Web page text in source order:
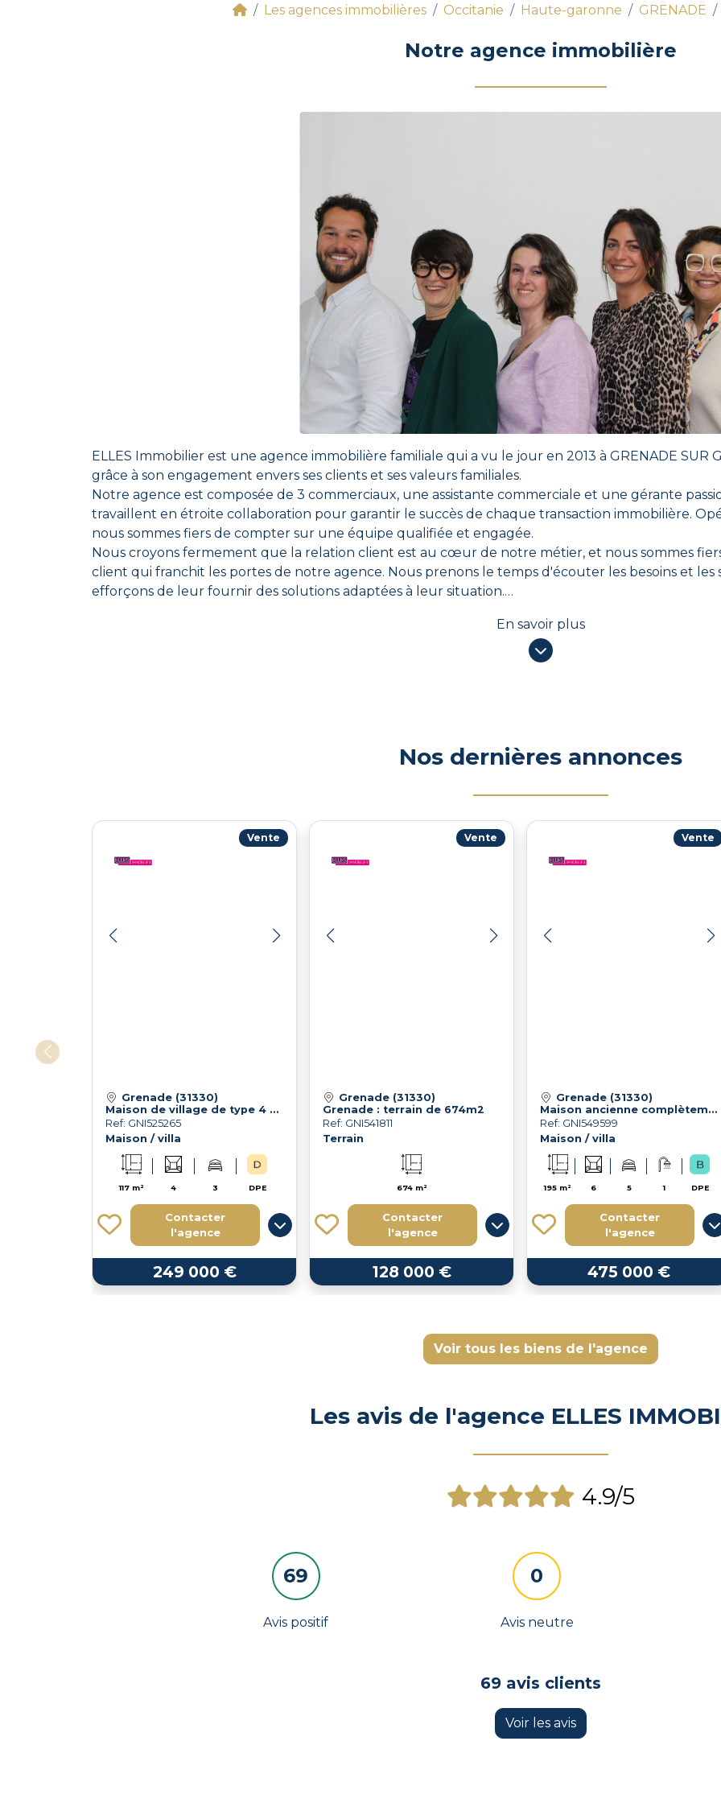
Les agences immobilières Occitanie Haute-garonne GRENADE
Notre agence immobilière
ELLES Immobilier est une agence immobilière familiale qui a vu le jour en 2013 à GRENADE SUR
grâce à son engagement envers ses clients et ses valeurs familiales.
Notre agence est composée de 3 commerciaux, une assistante commerciale et une gérante
travaillent en étroite collaboration pour garantir le succès de chaque transaction immobilière.
nous sommes fiers de compter sur une équipe qualifiée et engagée.
Nous croyons fermement que la relation client est au cœur de notre métier, et nous sommes
client qui franchit les portes de notre agence. Nous prenons le temps d'écouter les besoins et les
efforçons de leur fournir des solutions adaptées à leur situation.
stressante pour nos clients. C'est pourquoi nous mettons tout en œuvre pour faciliter chaque
conseils honnêtes et pertinents pour les aider à prendre des décisions éclairées.
En savoir plus
Nos dernières annonces
Vente
Grenade (31330)
Maison de village de type 4 avec cour et garage
Ref: GNI525265
Maison / villa
117 m² 4 3 DPE
Contacter
l'agence
249 000 €
Vente
Grenade (31330)
Grenade : terrain de 674m2
Ref: GNI541811
Terrain
674 m²
Contacter
l'agence
128 000 €
Vente
Grenade (31330)
Maison ancienne complètement rénovée de type 6
Ref: GNI549599
Maison / villa
195 m² 6 5 1 DPE
Contacter
l'agence
475 000 €
Voir tous les biens de l'agence
Les avis de l'agence ELLES
4.9/5
69
Avis positif
0
Avis neutre
69 avis clients
Voir les avis